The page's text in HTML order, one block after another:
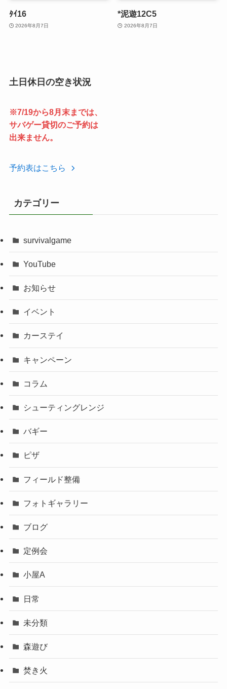
ﾀｲ16
2026年8月7日
*泥遊12C5
2026年8月7日
土日休日の空き状況
※7/19から8月末までは、
サバゲー貸切のご予約は
出来ません。
予約表はこちら
カテゴリー
survivalgame
YouTube
お知らせ
イベント
カーステイ
キャンペーン
コラム
シューティングレンジ
バギー
ピザ
フィールド整備
フォトギャラリー
ブログ
定例会
小屋A
日常
未分類
森遊び
焚き火